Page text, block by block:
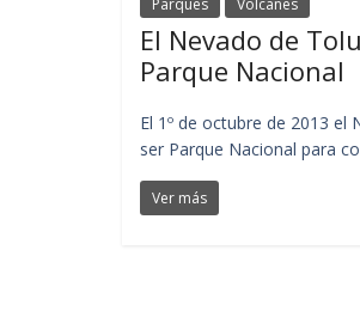
Parques Volcanes
El Nevado de
Parque Nacional
El 1º de octubre de 2013 el
ser Parque Nacional para
Ver más